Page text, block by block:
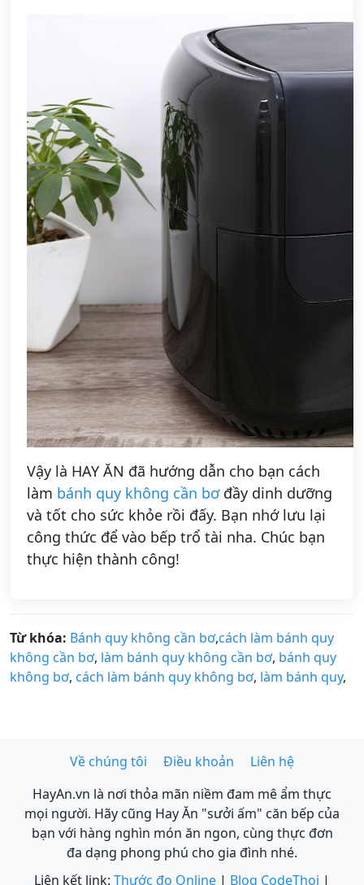
Vậy là HAY ĂN đã hướng dẫn cho bạn cách
làm bánh quy không cần bơđầy dinh dưỡng
và tốt cho sức khỏe rồi đấy. Bạn nhớ lưu lại
công thức để vào bếp trổ tài nha. Chúc bạn
thực hiện thành công!
Từ khóa: Bánh quy không cần bơ,cách làm bánh quy
không cần bơ, làm bánh quy không cần bơ, bánh quy
không bơ, cách làm bánh quy không bơ, làm bánh quy,
Về chúng tôi Điều khoản
Liên hệ
HayAn.vn là nơi thỏa mãn niềm đam mê ẩm thực
mọi người. Hãy cũng Hay Ăn "sưởi ấm" căn bếp của
bạn với hàng nghìn món ăn ngon, cùng thực đơn
đa dạng phong phú cho gia đình nhé.
Liên kết link: Thước đo Online | Blog CodeThoi |